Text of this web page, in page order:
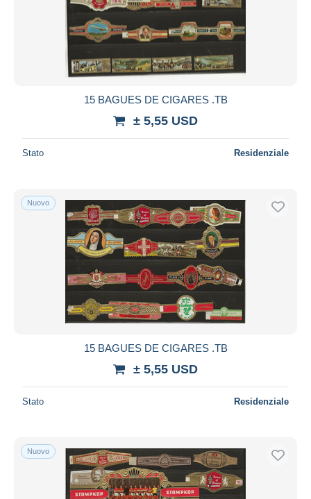
15 BAGUES DE CIGARES .TB
± 5,55 USD
Stato Residenziale
Nuovo
15 BAGUES DE CIGARES .TB
± 5,55 USD
Stato Residenziale
Nuovo